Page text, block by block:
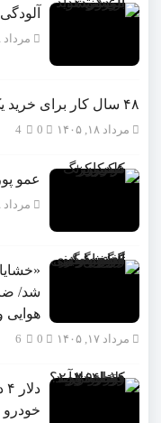
مرداد ۱۸, ۱۴۰۵
۴۸ سال کار برای خرید یک تویوتا کمری
مرداد ۱۸, ۱۴۰۵ 4
عمو
مرداد ۱۸, ۱۴۰۵
شد/
مرداد ۱۷, ۱۴۰۵ 6
خودرو